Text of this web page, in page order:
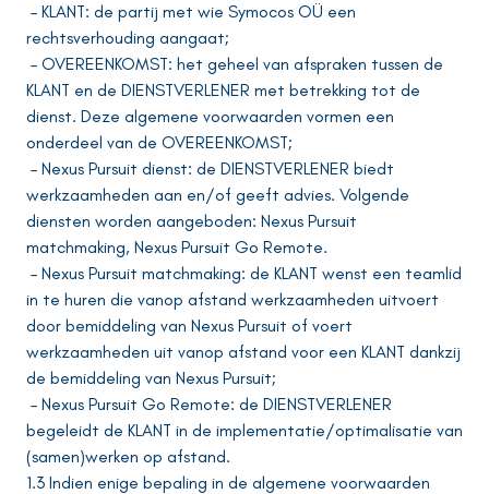
– KLANT: de partij met wie Symocos OÜ een
rechtsverhouding aangaat;
– OVEREENKOMST: het geheel van afspraken tussen de
KLANT en de DIENSTVERLENER met betrekking tot de
dienst. Deze algemene voorwaarden vormen een
onderdeel van de OVEREENKOMST;
– Nexus Pursuit dienst: de DIENSTVERLENER biedt
werkzaamheden aan en/of geeft advies. Volgende
diensten worden aangeboden: Nexus Pursuit
matchmaking, Nexus Pursuit Go Remote.
– Nexus Pursuit matchmaking: de KLANT wenst een teamlid
in te huren die vanop afstand werkzaamheden uitvoert
door bemiddeling van Nexus Pursuit of voert
werkzaamheden uit vanop afstand voor een KLANT dankzij
de bemiddeling van Nexus Pursuit;
– Nexus Pursuit Go Remote: de DIENSTVERLENER
begeleidt de KLANT in de implementatie/optimalisatie van
(samen)werken op afstand.
1.3 Indien enige bepaling in de algemene voorwaarden